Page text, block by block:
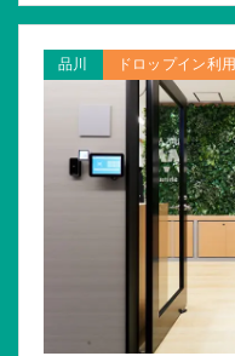
品川 ドロップイン利